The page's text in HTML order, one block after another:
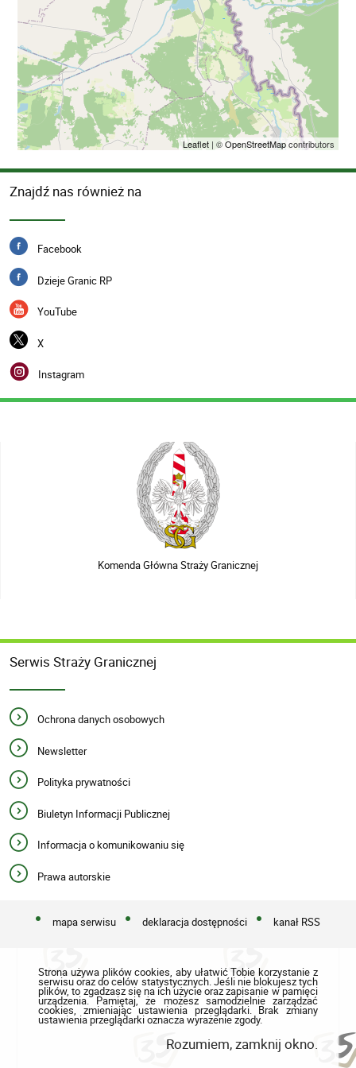
Leaflet| ©OpenStreetMapcontributors
Znajdź nas również na
Facebook
Dzieje Granic RP
YouTube
X
Instagram
Komenda Główna Straży Granicznej
Serwis Straży Granicznej
Ochrona danych osobowych
Newsletter
Polityka prywatności
Biuletyn Informacji Publicznej
Informacja o komunikowaniu się
Prawa autorskie
mapa serwisu deklaracja dostępności kanał RSS
Strona używa plików cookies, aby ułatwić Tobie korzystanie z
serwisu oraz do celów statystycznych. Jeśli nie blokujesz tych
plików, to zgadzasz się na ich użycie oraz zapisanie w pamięci
urządzenia. Pamiętaj, że możesz samodzielnie zarządzać
cookies, zmieniając ustawienia przeglądarki. Brak zmiany
ustawienia przeglądarki oznacza wyrażenie zgody.
Rozumiem, zamknij okno.